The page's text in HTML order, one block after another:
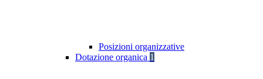
Posizioni organizzative
Dotazione organica 1